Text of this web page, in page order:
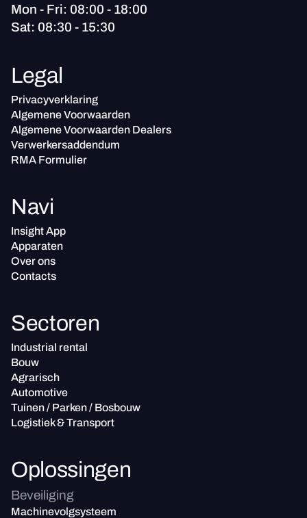
Mon - Fri: 08:00 - 18:00
Sat: 08:30 - 15:30
Legal
Privacyverklaring
Algemene Voorwaarden
Algemene Voorwaarden Dealers
Verwerkersaddendum
RMA Formulier
Navi
Insight App
Apparaten
Over ons
Contacts
Sectoren
Industrial rental
Bouw
Agrarisch
Automotive
Tuinen / Parken / Bosbouw
Logistiek & Transport
Oplossingen
Beveiliging
Machinevolgsysteem